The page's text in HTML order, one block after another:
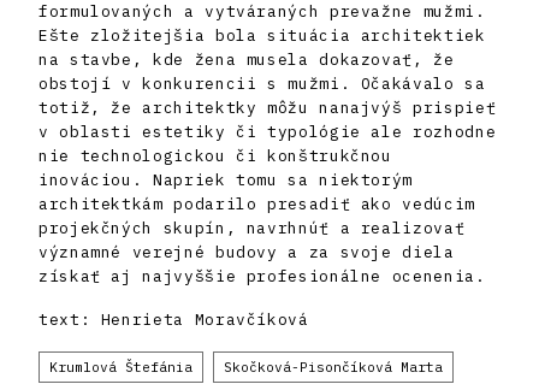
formulovaných a vytváraných prevažne mužmi.
Ešte zložitejšia bola situácia architektiek
na stavbe, kde žena musela dokazovať, že
obstojí v konkurencii s mužmi. Očakávalo sa
totiž, že architektky môžu nanajvýš prispieť
v oblasti estetiky či typológie ale rozhodne
nie technologickou či konštrukčnou
inováciou. Napriek tomu sa niektorým
architektkám podarilo presadiť ako vedúcim
projekčných skupín, navrhnúť a realizovať
významné verejné budovy a za svoje diela
získať aj najvyššie profesionálne ocenenia.
text: Henrieta Moravčíková
Krumlová Štefánia Skočková-Pisončíková Marta